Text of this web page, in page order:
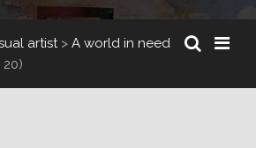
artist> A world in need
20)